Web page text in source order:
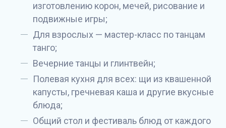
изготовлению корон, мечей, рисование и
подвижные игры;
Для взрослых — мастер-класс по танцам
танго;
Вечерние танцы и глинтвейн;
Полевая кухня для всех: щи из квашенной
капусты, гречневая каша и другие вкусные
блюда;
Общий стол и фестиваль блюд от каждого